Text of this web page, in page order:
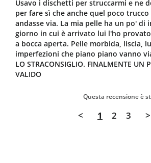
Usavo i dischetti per struccarmi e ne
per fare sì che anche quel poco
andasse via. La mia pelle ha un po' di
giorno in cui è arrivato lui l'ho
a bocca aperta. Pelle morbida, liscia,
imperfezioni che piano piano vanno
LO STRACONSIGLIO. FINALMENTE UN
VALIDO
Questa recensione è
< 1 2 3 >